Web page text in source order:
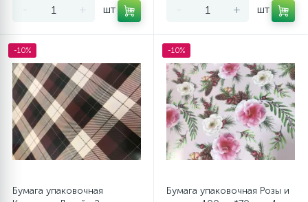
- + шт - + шт
-10%
Бумага упаковочная
-10%
Бумага упаковочная Розы и